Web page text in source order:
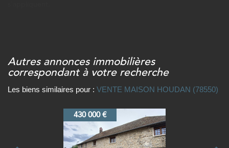
autres annonces immobilières
correspondant à votre recherche
Les biens similaires pour : VENTE MAISON HOUDAN (78550)
550 000 €